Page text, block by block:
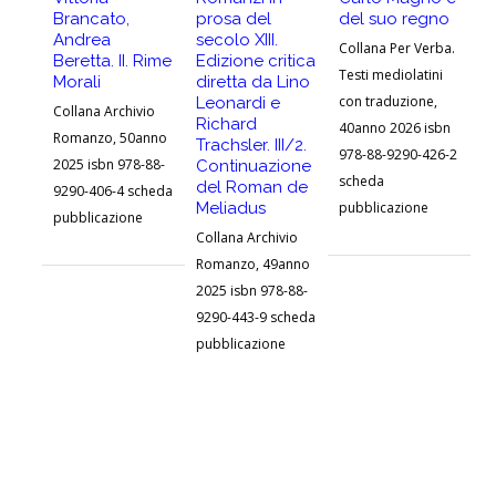
Brancato,
Andrea
Beretta. II. Rime
Morali
Collana Archivio
Romanzo, 50anno
2025 isbn 978-88-
9290-406-4 scheda
pubblicazione
prosa del
secolo XIII.
Edizione critica
diretta da Lino
Leonardi e
Richard
Trachsler. III/2.
Continuazione
del Roman de
Meliadus
Collana Archivio
Romanzo, 49anno
2025 isbn 978-88-
9290-443-9 scheda
pubblicazione
del suo regno
Collana Per Verba.
Testi mediolatini
con traduzione,
40anno 2026 isbn
978-88-9290-426-2
scheda
pubblicazione